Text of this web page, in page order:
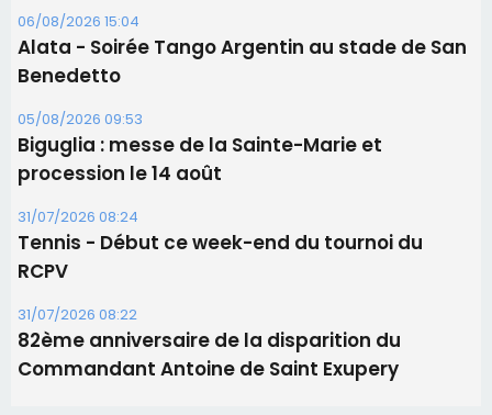
31/07/2026 08:24
Tennis - Début ce week-end du tournoi du
RCPV
31/07/2026 08:22
82ème anniversaire de la disparition du
Commandant Antoine de Saint Exupery
Les plus lus
Satine Nomary est la nouvelle Miss Corse 2026
Éclipse du 12 août : la Corse aux premières loges
d'un spectacle qui ne reviendra pas avant 2081